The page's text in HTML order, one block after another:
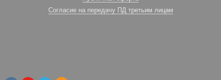
Согласие на передачу ПД третьим лицам